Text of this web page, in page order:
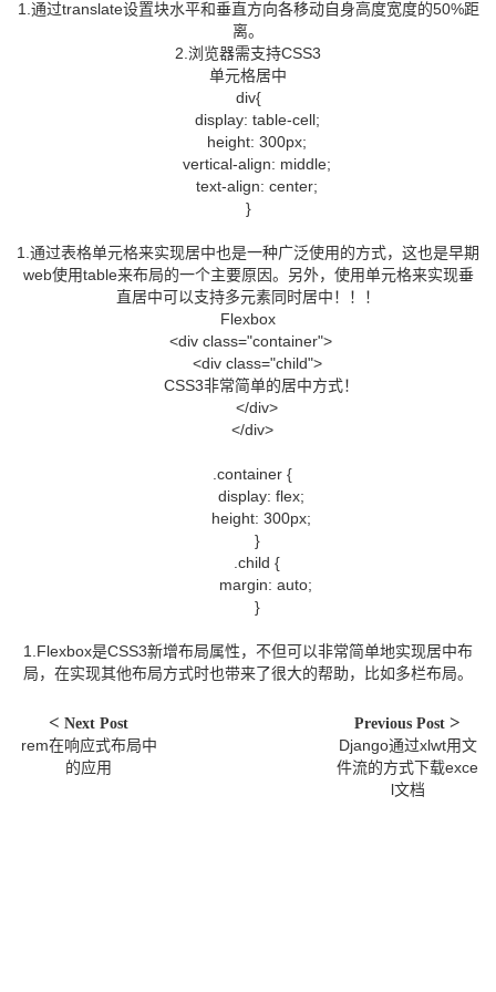
1.通过translate设置块水平和垂直方向各移动自身高度宽度的50%距
离。
2.浏览器需支持CSS3
单元格居中
div{
display: table-cell;
height: 300px;
vertical-align: middle;
text-align: center;
}
1.通过表格单元格来实现居中也是一种广泛使用的方式，这也是早期
web使用table来布局的一个主要原因。另外，使用单元格来实现垂
直居中可以支持多元素同时居中！！！
Flexbox
<div class="container">
<div class="child">
CSS3非常简单的居中方式！
</div>
</div>
.container {
display: flex;
height: 300px;
}
.child {
margin: auto;
}
1.Flexbox是CSS3新增布局属性，不但可以非常简单地实现居中布
局，在实现其他布局方式时也带来了很大的帮助，比如多栏布局。
Next Post
rem在响应式布局中
的应用
Previous Post
Django通过xlwt用文
件流的方式下载exce
l文档